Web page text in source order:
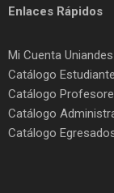
Enlaces Rápidos
Mi Cuenta Uniandes
Catálogo
Catálogo
Catálogo
Catálogo